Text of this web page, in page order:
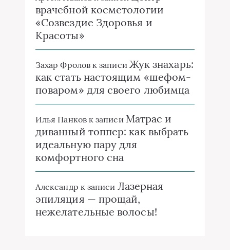
врачебной косметологии
«Созвездие Здоровья и
Красоты»
Захар Фроловк записи Жук знахарь:
как стать настоящим «шефом-
поваром» для своего любимца
Илья Панковк записи Матрас и
диванный топпер: как выбрать
идеальную пару для
комфортного сна
Александр к записи Лазерная
эпиляция — прощай,
нежелательные волосы!